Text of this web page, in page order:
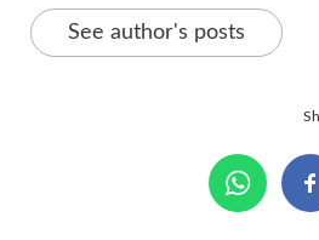
See author's posts